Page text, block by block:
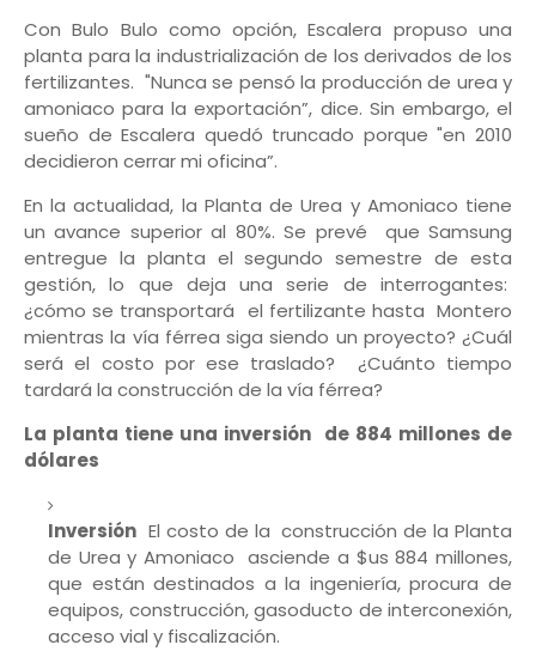
Con Bulo Bulo como opción, Escalera propuso una
planta para la industrialización de los derivados de los
fertilizantes. "Nunca se pensó la producción de urea y
amoniaco para la exportación”, dice. Sin embargo, el
sueño de Escalera quedó truncado porque "en 2010
decidieron cerrar mi oficina”.
En la actualidad, la Planta de Urea y Amoniaco tiene
un avance superior al 80%. Se prevé que Samsung
entregue la planta el segundo semestre de esta
gestión, lo que deja una serie de interrogantes:
¿cómo se transportará el fertilizante hasta Montero
mientras la vía férrea siga siendo un proyecto? ¿Cuál
será el costo por ese traslado? ¿Cuánto tiempo
tardará la construcción de la vía férrea?
La planta tiene una inversión de 884 millones de
dólares
Inversión El costo de la construcción de la Planta
de Urea y Amoniaco asciende a $us 884 millones,
que están destinados a la ingeniería, procura de
equipos, construcción, gasoducto de interconexión,
acceso vial y fiscalización.